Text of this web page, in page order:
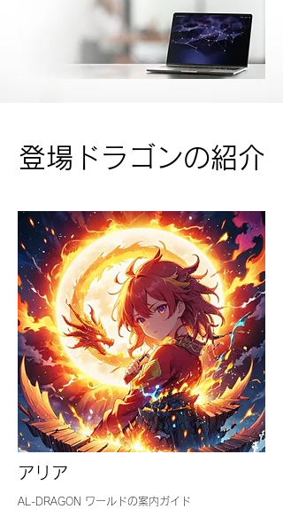
登場ドラゴンの紹介
アリア
AL-DRAGON ワールドの案内ガイド